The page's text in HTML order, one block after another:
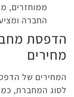
ממוחזרים,
החברה
הדפסת
מחירים
המחירים של
לסוג המחברת,